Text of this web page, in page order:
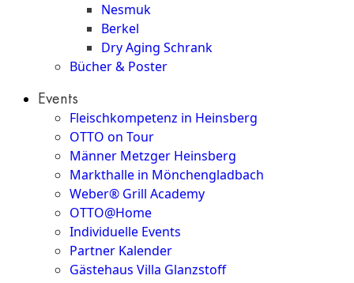
Nesmuk
Berkel
Dry Aging Schrank
Bücher & Poster
Events
Fleischkompetenz in Heinsberg
OTTO on Tour
Männer Metzger Heinsberg
Markthalle in Mönchengladbach
Weber® Grill Academy
OTTO@Home
Individuelle Events
Partner Kalender
Gästehaus Villa Glanzstoff